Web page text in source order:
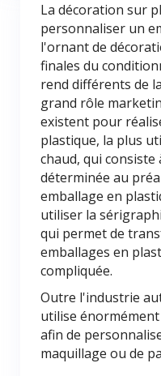
La décoration sur
personnaliser un
l'ornant de
finales du
rend différents de
grand rôle
existent pour
plastique, la plus
chaud, qui
déterminée au
emballage en
utiliser la
qui permet de
emballages en
compliquée.
Outre l'industrie
utilise
afin de
maquillage ou de